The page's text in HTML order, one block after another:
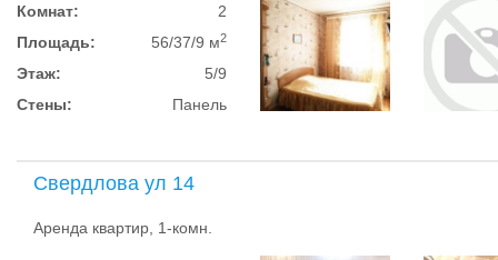
Комнат:
2
Площадь:
56/37/9 м2
Этаж:
5/9
Стены:
Панель
Свердлова ул 14
Аренда квартир, 1-комн.